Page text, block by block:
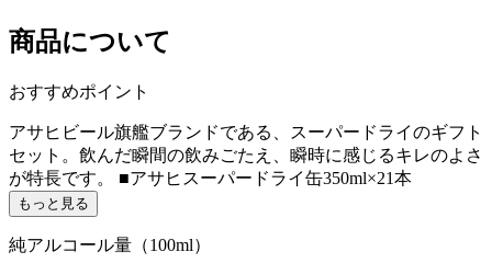
商品について
おすすめポイント
アサヒビール旗艦ブランドである、スーパードライのギフト
セット。飲んだ瞬間の飲みごたえ、瞬時に感じるキレのよさ
が特長です。 ■アサヒスーパードライ缶350ml×21本
もっと見る
純アルコール量（100ml）